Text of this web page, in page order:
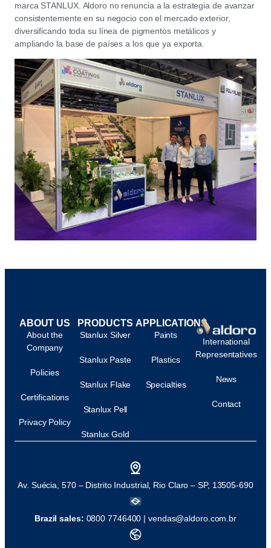
marca STANLUX. Aldoro no renuncia a la estrategia de avanzar
consistentemente en su negocio con el mercado exterior,
diversificando toda su línea de pigmentos metálicos y
ampliando la base de países a los que ya exporta.
ABOUT US
About the
Company
Policies
Certifications
Privacy Policy
PRODUCTS
Stanlux Silver
Stanlux Paste
Stanlux Flake
Stanlux Pell
Stanlux Gold
APPLICATIONS
Paints
Plastics
Specialties
International
Representatives
News
Contact
Av. Suécia, 570 – Distrito Industrial, Rio Claro – SP, 13505-690
Brazil sales: 0800 7746400 |vendas@aldoro.com.br